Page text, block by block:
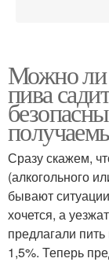
Можно ли
пива
Сразу скажем,
(алкогольного
бывают
хочется, а
предлагали
1,5%. Теперь